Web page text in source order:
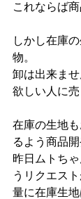
これならば商
しかし在庫
物。
卸は出来ませ
欲しい人に売
在庫の生地
るよう商品開
昨日ムトち
うリクエス
量に在庫生